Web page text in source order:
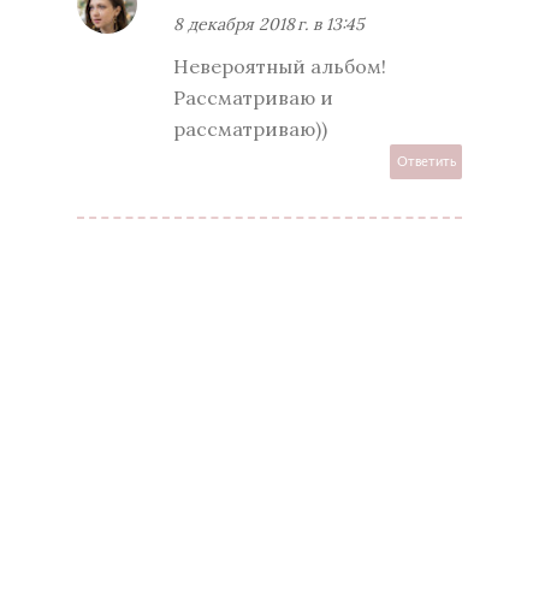
8 декабря 2018 г. в 13:45
Невероятный альбом!
Рассматриваю и
рассматриваю))
Ответить